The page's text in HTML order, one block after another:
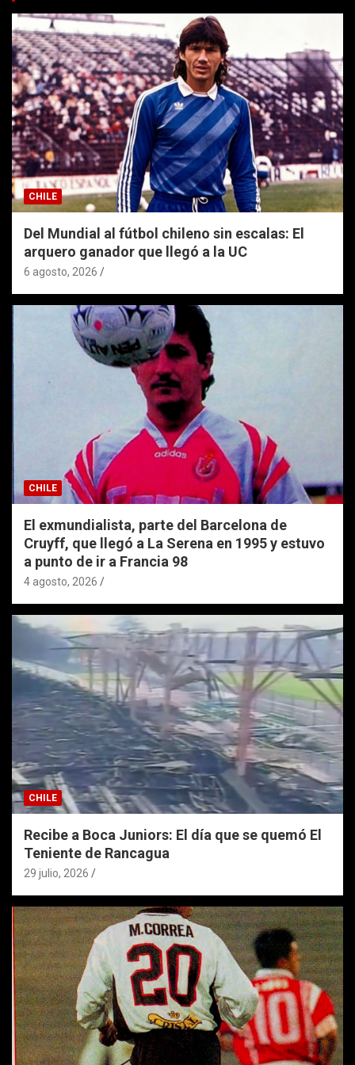
CHILE
Del Mundial al fútbol chileno sin escalas: El
arquero ganador que llegó a la UC
6 agosto, 2026
CHILE
El exmundialista, parte del Barcelona de
Cruyff, que llegó a La Serena en 1995 y estuvo
a punto de ir a Francia 98
4 agosto, 2026
CHILE
Recibe a Boca Juniors: El día que se quemó El
Teniente de Rancagua
29 julio, 2026